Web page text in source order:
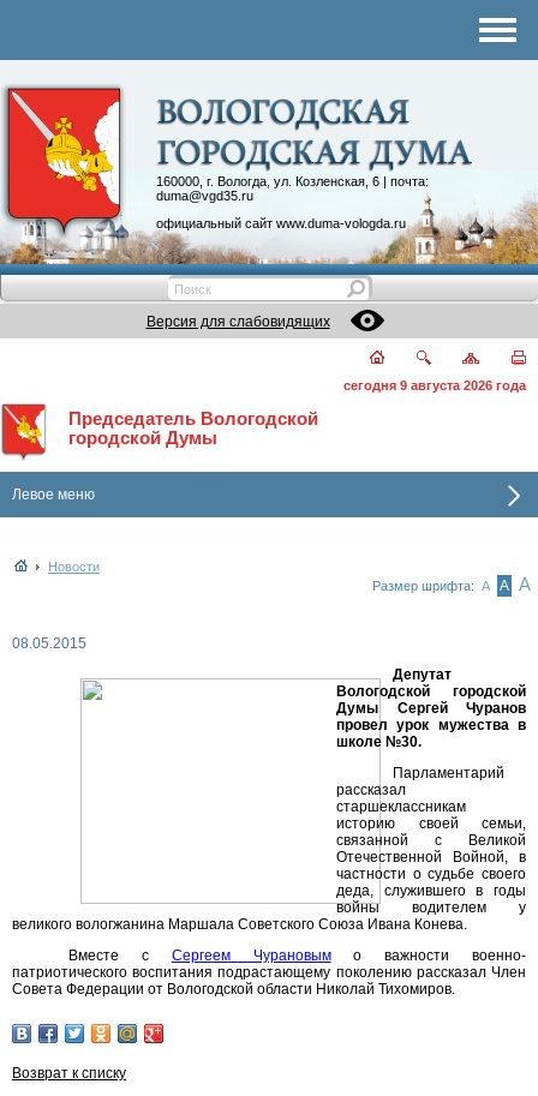
160000, г. Вологда, ул. Козленская, 6 | почта:
duma@vgd35.ru
официальный сайт www.duma-vologda.ru
Контакты
Депутатские объединения
Версия для слабовидящих
сегодня 9 августа 2026 года
Председатель Вологодской
городской Думы
Левое меню
Новости
Размер шрифта: А А А
08.05.2015
Депутат
Вологодской городской
Думы Сергей Чуранов
провел урок мужества в
школе №30.
Парламентарий
рассказал
старшеклассникам
историю своей семьи,
связанной с Великой
Отечественной Войной, в
частности о судьбе своего
деда, служившего в годы
войны водителем у
великого вологжанина Маршала Советского Союза Ивана Конева.
Вместе с Сергеем Чурановымо важности военно-
патриотического воспитания подрастающему поколению рассказал Член
Совета Федерации от Вологодской области Николай Тихомиров.
Возврат к списку